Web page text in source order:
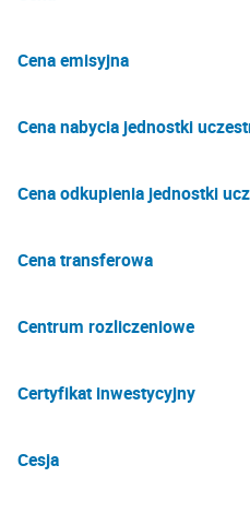
Cena emisyjna
Cena nabycia jednostki
Cena odkupienia jednostki
Cena transferowa
Centrum rozliczeniowe
Certyfikat inwestycyjny
Cesja